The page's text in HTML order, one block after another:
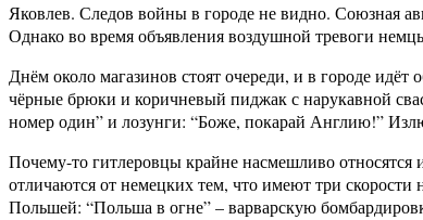
Яковлев. Следов войны в городе не видно. Союзная
Однако во время объявления воздушной тревоги
Днём около магазинов стоят очереди, и в городе
чёрные брюки и коричневый пиджак с нарукавной
номер один” и лозунги: “Боже, покарай Англию!”
Почему-то гитлеровцы крайне насмешливо относятся
отличаются от немецких тем, что имеют три
Польшей: “Польша в огне” – варварскую